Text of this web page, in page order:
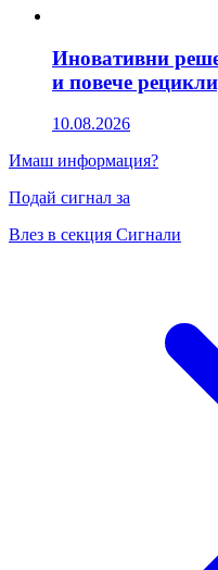
Иновативни
и повече
10.08.2026
Имаш информация?
Подай сигнал за
Влез в секция Сигнали